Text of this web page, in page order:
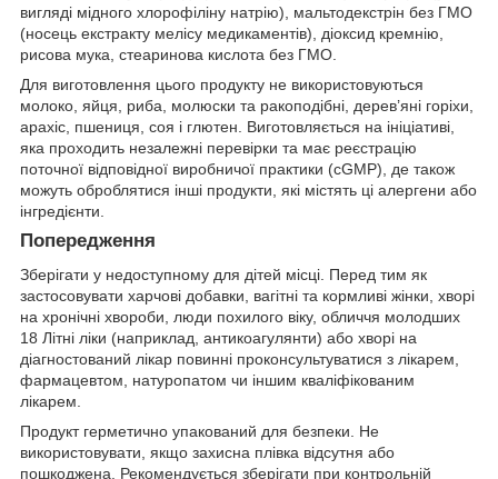
вигляді мідного хлорофіліну натрію), мальтодекстрін без ГМО
(носець екстракту мелісу медикаментів), діоксид кремнію,
рисова мука, стеаринова кислота без ГМО.
Для виготовлення цього продукту не використовуються
молоко, яйця, риба, молюски та ракоподібні, дерев’яні горіхи,
арахіс, пшениця, соя і глютен. Виготовляється на ініціативі,
яка проходить незалежні перевірки та має реєстрацію
поточної відповідної виробничої практики (cGMP), де також
можуть оброблятися інші продукти, які містять ці алергени або
інгредієнти.
Попередження
Зберігати у недоступному для дітей місці. Перед тим як
застосовувати харчові добавки, вагітні та кормливі жінки, хворі
на хронічні хвороби, люди похилого віку, обличчя молодших
18 Літні ліки (наприклад, антикоагулянти) або хворі на
діагностований лікар повинні проконсультуватися з лікарем,
фармацевтом, натуропатом чи іншим кваліфікованим
лікарем.
Продукт герметично упакований для безпеки. Не
використовувати, якщо захисна плівка відсутня або
пошкоджена. Рекомендується зберігати при контрольній